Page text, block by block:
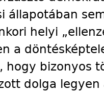
állapotában
helyi
a
hogy bizonyos
dolga legyen